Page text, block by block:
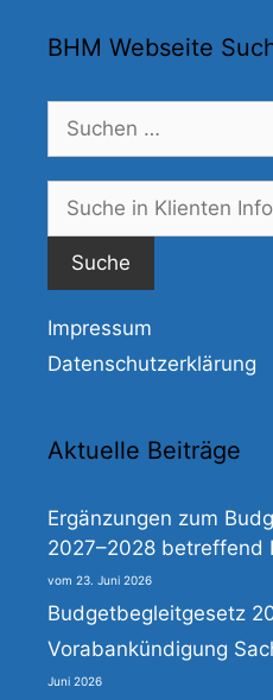
BHM Webseite
Suchen
nach:
Impressum
Datenschutzerklärung
Aktuelle Beiträge
Ergänzungen zum
2027–2028 betreffend
23. Juni 2026
Budgetbegleitgesetz
Vorabankündigung
Juni 2026